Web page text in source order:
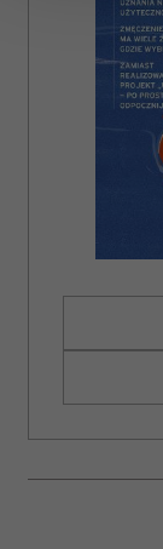
i reklam, aby
analizować
korzystasz z
Partnerzy
otrzymanymi
korzystania z